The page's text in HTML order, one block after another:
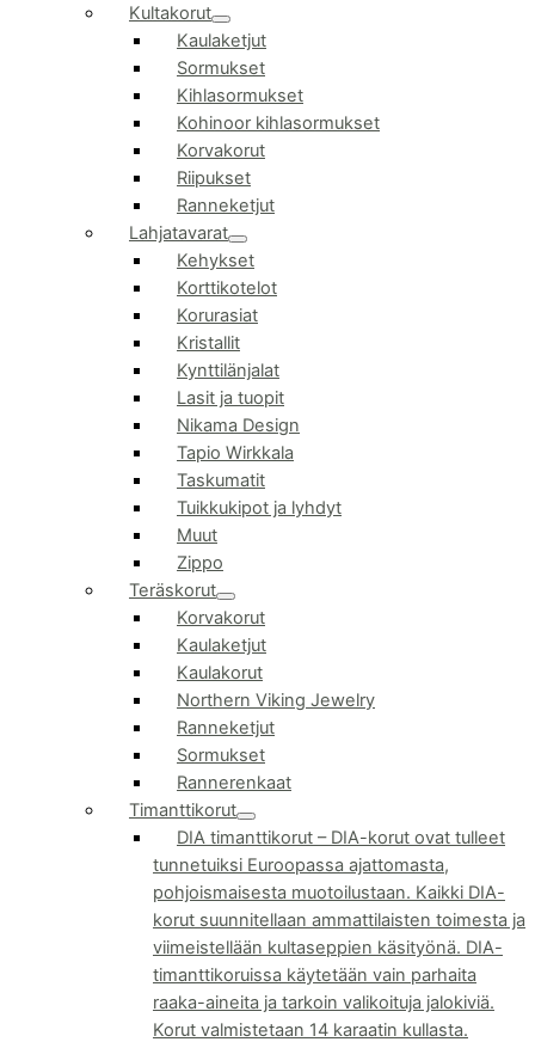
Kultakorut
Kaulaketjut
Sormukset
Kihlasormukset
Kohinoor kihlasormukset
Korvakorut
Riipukset
Ranneketjut
Lahjatavarat
Kehykset
Korttikotelot
Korurasiat
Kristallit
Kynttilänjalat
Lasit ja tuopit
Nikama Design
Tapio Wirkkala
Taskumatit
Tuikkukipot ja lyhdyt
Muut
Zippo
Teräskorut
Korvakorut
Kaulaketjut
Kaulakorut
Northern Viking Jewelry
Ranneketjut
Sormukset
Rannerenkaat
Timanttikorut
DIA timanttikorut – DIA-korut ovat tulleet
tunnetuiksi Euroopassa ajattomasta,
pohjoismaisesta muotoilustaan. Kaikki DIA-
korut suunnitellaan ammattilaisten toimesta ja
viimeistellään kultaseppien käsityönä. DIA-
timanttikoruissa käytetään vain parhaita
raaka-aineita ja tarkoin valikoituja jalokiviä.
Korut valmistetaan 14 karaatin kullasta.